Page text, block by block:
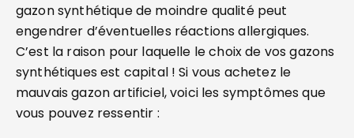
gazon synthétique de moindre qualité peut
engendrer d’éventuelles réactions allergiques.
C’est la raison pour laquelle le choix de vos gazons
synthétiques est capital ! Si vous achetez le
mauvais gazon artificiel, voici les symptômes que
vous pouvez ressentir :